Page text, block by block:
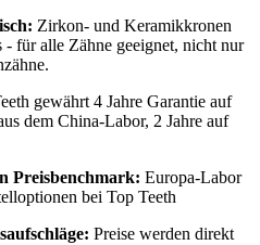
Zirkon- und Keramikkronen
- für alle Zähne geeignet, nicht nur
gewährt 4 Jahre Garantie auf
dem China-Labor, 2 Jahre auf
Preisbenchmark: Europa-Labor
bei Top Teeth
Preise werden direkt